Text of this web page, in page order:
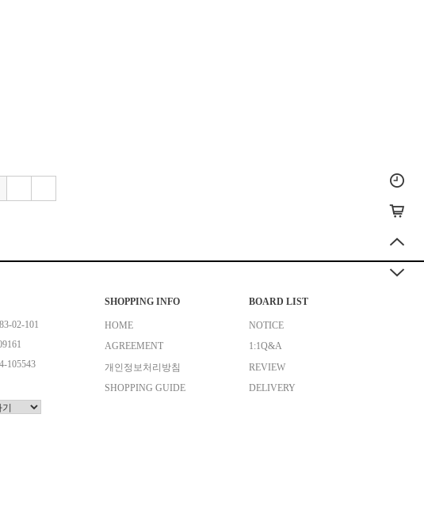
02-101
105543
SHOPPING INFO
HOME
AGREEMENT
개인정보처리방침
SHOPPING GUIDE
BOARD LIST
NOTICE
1:1Q&A
REVIEW
DELIVERY